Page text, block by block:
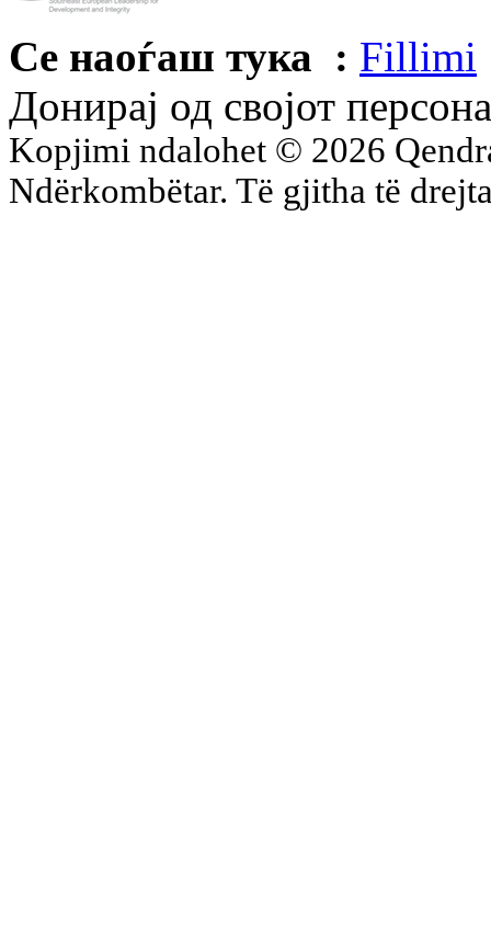
Се наоѓаш тука : Fillimi
Донирај од својот
Kopjimi ndalohet © 2026
Ndërkombëtar. Të gjitha të